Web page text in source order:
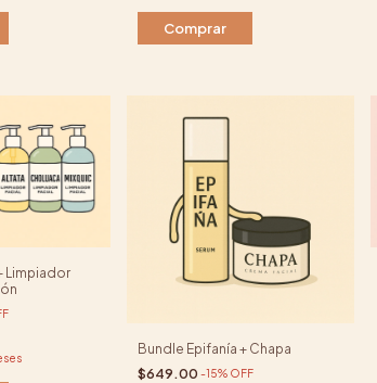
Comprar
Limpiador
Bundle Epifanía + Chapa
$649.00 -15% OFF